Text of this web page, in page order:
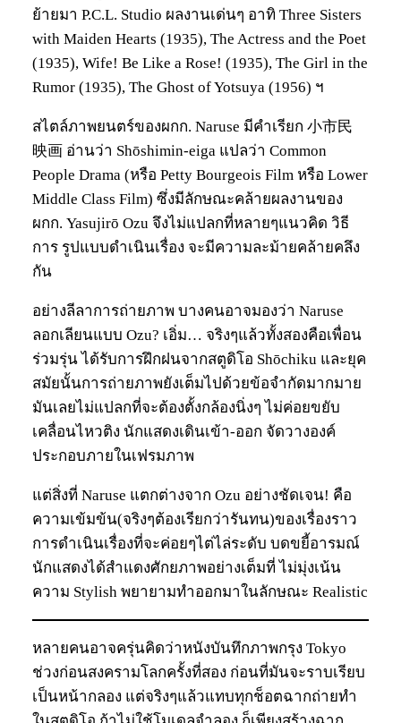
ย้ายมา P.C.L. Studio ผลงานเด่นๆ อาทิ Three Sisters
with Maiden Hearts (1935), The Actress and the Poet
(1935), Wife! Be Like a Rose! (1935), The Girl in the
Rumor (1935), The Ghost of Yotsuya (1956) ฯ
สไตล์ภาพยนตร์ของผกก. Naruse มีคำเรียก 小市民
映画 อ่านว่า Shōshimin-eiga แปลว่า Common
People Drama (หรือ Petty Bourgeois Film หรือ Lower
Middle Class Film) ซึ่งมีลักษณะคล้ายผลงานของ
ผกก. Yasujirō Ozu จึงไม่แปลกที่หลายๆแนวคิด วิธี
การ รูปแบบดำเนินเรื่อง จะมีความละม้ายคล้ายคลึง
กัน
อย่างลีลาการถ่ายภาพ บางคนอาจมองว่า Naruse
ลอกเลียนแบบ Ozu? เอิ่ม… จริงๆแล้วทั้งสองคือเพื่อน
ร่วมรุ่น ได้รับการฝึกฝนจากสตูดิโอ Shōchiku และยุค
สมัยนั้นการถ่ายภาพยังเต็มไปด้วยข้อจำกัดมากมาย
มันเลยไม่แปลกที่จะต้องตั้งกล้องนิ่งๆ ไม่ค่อยขยับ
เคลื่อนไหวติง นักแสดงเดินเข้า-ออก จัดวางองค์
ประกอบภายในเฟรมภาพ
แต่สิ่งที่ Naruse แตกต่างจาก Ozu อย่างชัดเจน! คือ
ความเข้มข้น(จริงๆต้องเรียกว่ารันทน)ของเรื่องราว
การดำเนินเรื่องที่จะค่อยๆไต่ไล่ระดับ บดขยี้อารมณ์
นักแสดงได้สำแดงศักยภาพอย่างเต็มที่ ไม่มุ่งเน้น
ความ Stylish พยายามทำออกมาในลักษณะ Realistic
หลายคนอาจครุ่นคิดว่าหนังบันทึกภาพกรุง Tokyo
ช่วงก่อนสงครามโลกครั้งที่สอง ก่อนที่มันจะราบเรียบ
เป็นหน้ากลอง แต่จริงๆแล้วแทบทุกช็อตฉากถ่ายทำ